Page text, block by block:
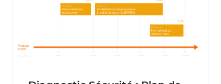
Un projet stratégique pour votre entreprise ?
Laissez vos
coordonnées, on organise le reste.